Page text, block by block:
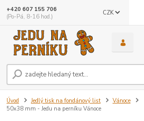
CZK
+420 607 155 706
(Po-Pá, 8-16 hod.)
Úvod Jedlý tisk na fondánový list Vánoce
50x38 mm - Jedu na perníku Vánoce